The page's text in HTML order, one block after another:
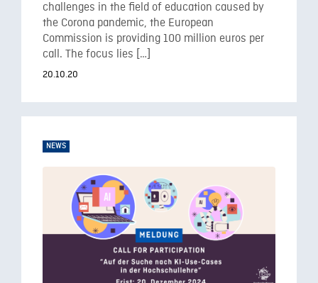
challenges in the field of education caused by
the Corona pandemic, the European
Commission is providing 100 million euros per
call. The focus lies […]
20.10.20
NEWS